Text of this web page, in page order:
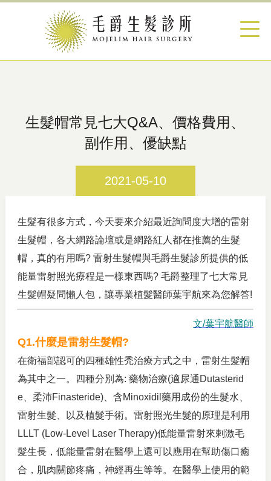
生髮帽常見七大Q&A、價格費用、
副作用、優缺點
2021-05-10
生髮有很多方式，今天要來介紹最近詢問度大增的雷射
生髮帽，各大網路論壇或是網路紅人都在推薦的生髮
帽，真的有用嗎? 雷射生髮帽與毛爵生髮診所提供的低
能量雷射照光療程是一樣東西嗎? 毛爵整理了七大常見
生髮帽疑問懶人包，讓專業植髮醫師葉宇航來為您解答!
文/葉宇航醫師
Q1.什麼是雷射生髮帽?
在衛福部認可的四種雄性禿治療方式之中，雷射生髮帽
為其中之一。四種分別為: 藥物治療(適尿通Dutasterid
e、柔沛Finasteride)、含Minoxidil藥用成份的生髮水、
雷射生髮、以及植髮手術。雷射照光生髮的原理是利用
LLLT (Low-Level Laser Therapy)低能量雷射來剌激毛
髮生長，低能量雷射在醫學上還可以應用在幫助傷口癒
合，肌肉關節疼痛，神經再生等等。在醫學上使用的範